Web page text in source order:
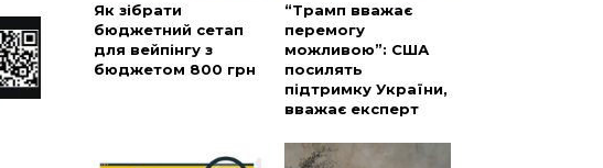
Як зібрати
бюджетний сетап
для вейпінгу з
бюджетом 800 грн
“Трамп вважає
перемогу
можливою”: США
посилять
підтримку України,
вважає експерт